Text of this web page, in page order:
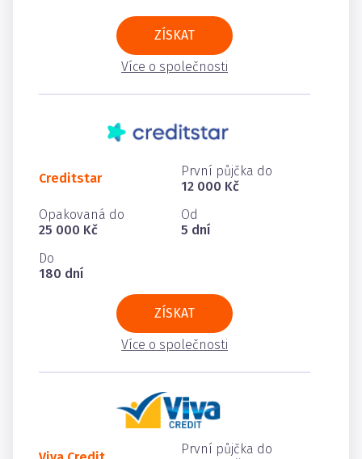
ZÍSKAT
Více o společnosti
Creditstar
První půjčka do
12 000 Kč
Opakovaná do
25 000 Kč
Od
5 dní
Do
180 dní
ZÍSKAT
Více o společnosti
První půjčka do